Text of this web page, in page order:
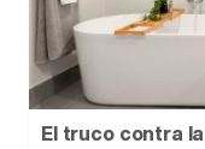
El truco contra